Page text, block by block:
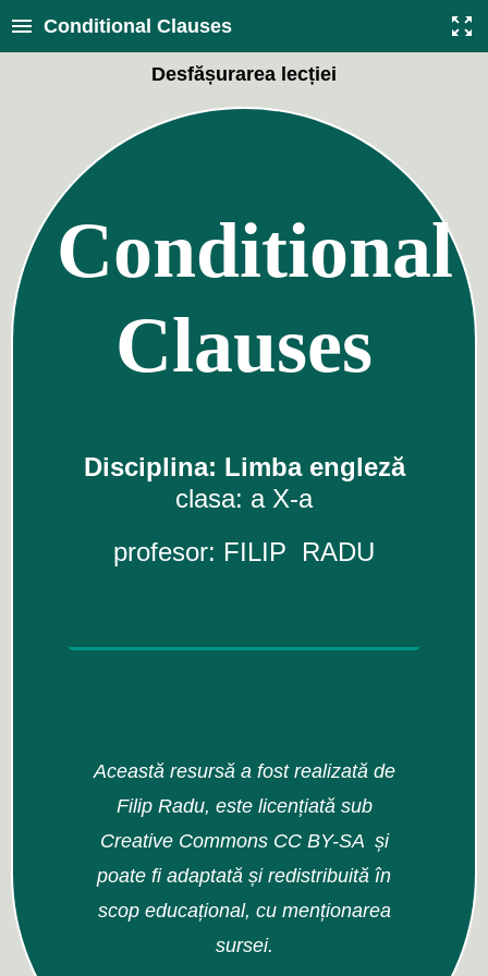
Conditional Clauses
Desfășurarea lecției
Conditional
Clauses
Disciplina: Limba engleză
clasa: a X-a
profesor: FILIP RADU
Această resursă a fost realizată de
Filip Radu, este licențiată sub
Creative Commons CC BY-SA și
poate fi adaptată și redistribuită în
scop educațional, cu menționarea
sursei.